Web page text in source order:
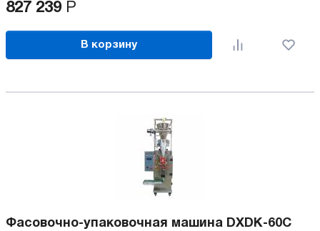
827 239 Р
В корзину
Фасовочно-упаковочная машина DXDK-60C